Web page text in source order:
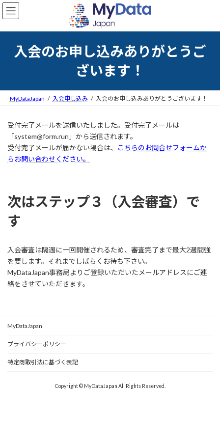
コ
ン
ン
プ
ナ
ビ
ー
動
入会のお申し込みありがとうご
ざいます！
MyDataJapan 入会申し込み 入会のお申し込みありがとうございます！
受付完了メールを送信いたしました。受付完了メールは
「system@form.run」から送信されます。
受付完了メールが届かない場合は、
こちらのお問合せフォームか
らお問い合わせください。
次はステップ３（入会審査）で
す
入会審査は隔週に一回開催されるため、審査完了まで最大2週間強
を要します。それまでしばらくお待ち下さい。
MyDataJapan事務局よりご登録いただいたメールアドレスにご連
絡をさせていただきます。
MyDataJapan
プライバシーポリシー
特定商取引法に基づく表記
Copyright © MyDataJapan All Rights Reserved.